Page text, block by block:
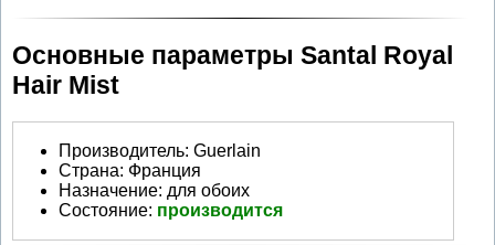
Основные параметры Santal Royal
Hair Mist
Производитель: Guerlain
Страна: Франция
Назначение: для обоих
Состояние: производится